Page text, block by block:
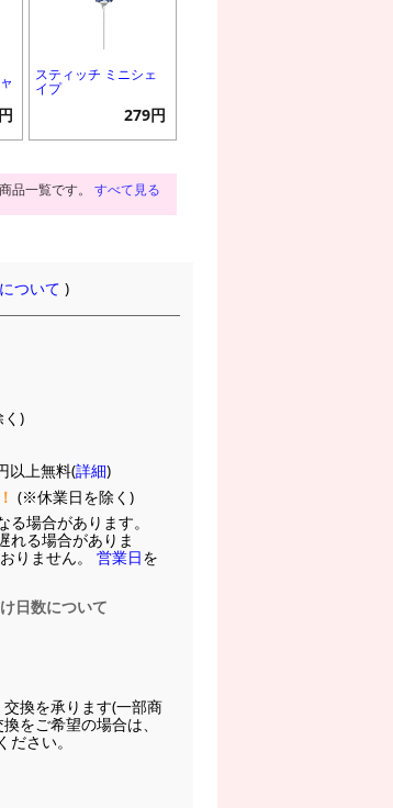
スティッチ ミニシェ
イプ
279円
品一覧です。 すべて見る
ついて )
)
以上無料(詳細)
(※休業日を除く)
場合があります。
れる場合がありま
りません。 営業日を
日数について
換を承ります(一部商
をご希望の場合は、
さい。